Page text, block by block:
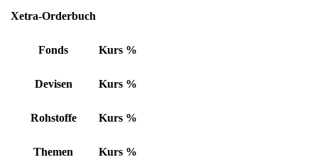
Xetra-Orderbuch
Fonds Kurs %
Devisen Kurs %
Rohstoffe Kurs %
Themen Kurs %